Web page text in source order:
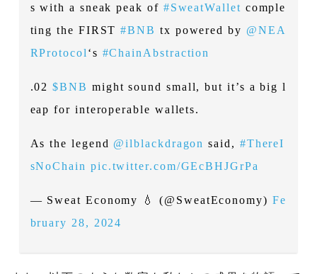
s with a sneak peak of #SweatWallet comple
ting the FIRST#BNB tx powered by @NEA
RProtocol ‘s #ChainAbstraction
.02$BNB might sound small, but it’s a big l
eap for interoperable wallets.
As the legend @ilblackdragon said, #ThereI
sNoChain pic.twitter.com/GEcBHJGrPa
— Sweat Еconomy 💧 (@SweatEconomy) Fe
bruary 28, 2024